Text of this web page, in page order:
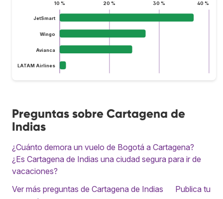
10 % 20 % 30 % 40 %
JetSmart
Wingo
Avianca
LATAM Airlines
Preguntas sobre Cartagena de
Indias
¿Cuánto demora un vuelo de Bogotá a Cartagena?
¿Es Cartagena de Indias una ciudad segura para ir de
vacaciones?
Ver más preguntas de Cartagena de Indias
Publica tu